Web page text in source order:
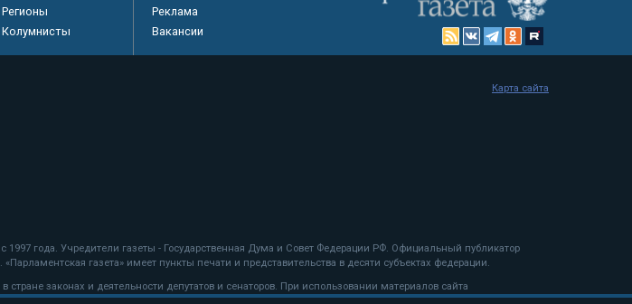
Регионы
Колумнисты
Реклама
Вакансии
года. Учредители газеты - Государственная Дума и Совет Федерации РФ. Официальный публикатор
газета» имеет пункты печати и представительства в десяти субъектах федерации.
законах и деятельности депутатов и сенаторов. При использовании материалов сайта
Карта сайта